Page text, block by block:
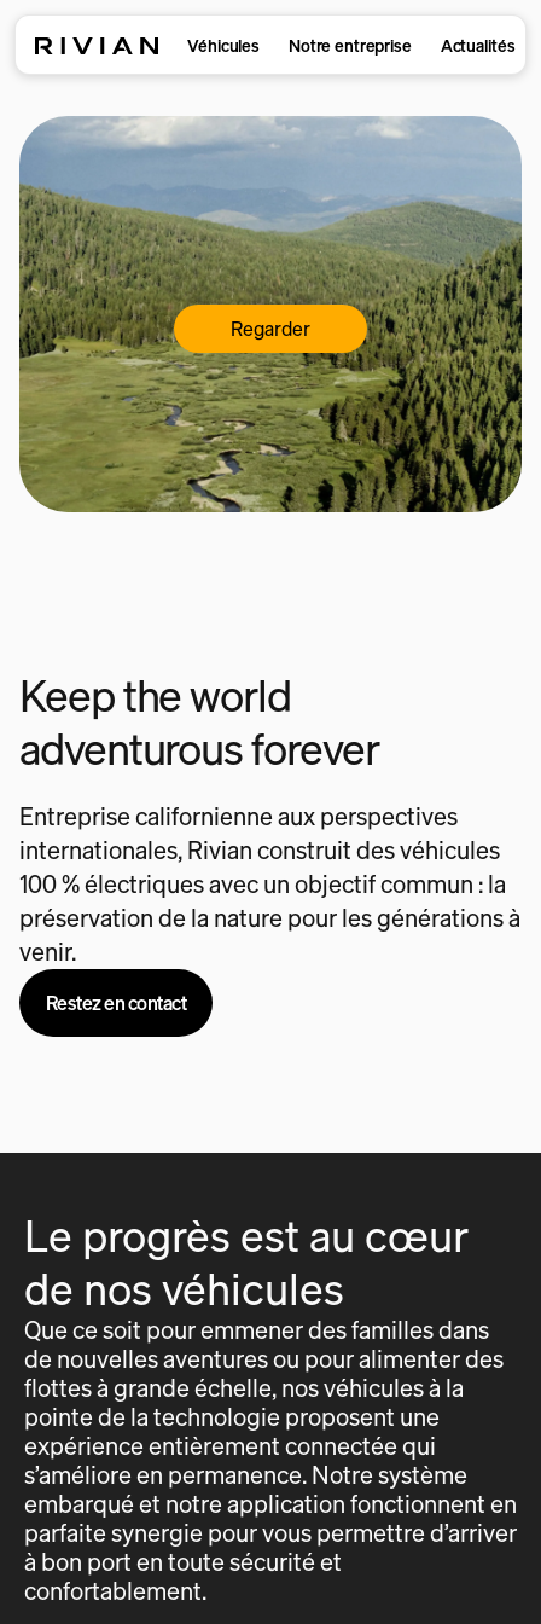
Véhicules Notre entreprise Actualités
Regarder
Keep the world
adventurous forever
Entreprise californienne aux perspectives
internationales, Rivian construit des véhicules
100 % électriques avec un objectif commun : la
préservation de la nature pour les générations à
venir.
Restez en contact
Le progrès est au cœur
de nos véhicules
Que ce soit pour emmener des familles dans
de nouvelles aventures ou pour alimenter des
flottes à grande échelle, nos véhicules à la
pointe de la technologie proposent une
expérience entièrement connectée qui
s’améliore en permanence. Notre système
embarqué et notre application fonctionnent en
parfaite synergie pour vous permettre d’arriver
à bon port en toute sécurité et
confortablement.